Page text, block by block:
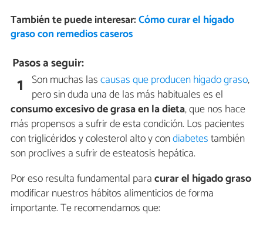
También te puede interesar:Cómo curar el hígado
graso con remedios caseros
Pasos a seguir:
1 Son muchas lascausas que producen hígado graso,
pero sin duda una de las más habituales es el
consumo excesivo de grasa en la dieta, que nos hace
más propensos a sufrir de esta condición. Los pacientes
con triglicéridos y colesterol alto y condiabetestambién
son proclives a sufrir de esteatosis hepática.
Por eso resulta fundamental paracurar el hígado graso
modificar nuestros hábitos alimenticios de forma
importante. Te recomendamos que: